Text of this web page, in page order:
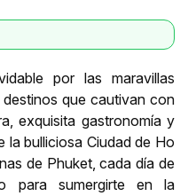
por las maravillas
destinos que cautivan con
exquisita gastronomía y
la bulliciosa Ciudad de Ho
de Phuket, cada día de
para sumergirte en la